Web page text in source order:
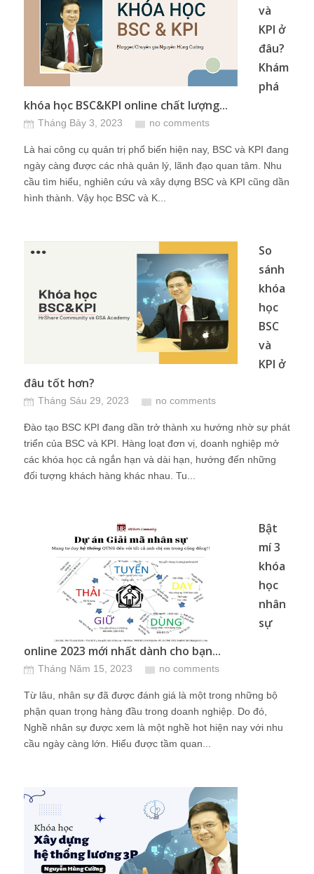
và
KPI ở
đâu?
Khám
phá
khóa học BSC&KPI online chất lượng...
Tháng Bảy 3, 2023 no comments
Là hai công cụ quản trị phổ biến hiện nay, BSC và KPI đang
ngày càng được các nhà quản lý, lãnh đạo quan tâm. Nhu
cầu tìm hiểu, nghiên cứu và xây dựng BSC và KPI cũng dần
hình thành. Vậy học BSC và K...
So
sánh
khóa
học
BSC
và
KPI ở
đâu tốt hơn?
Tháng Sáu 29, 2023 no comments
Đào tạo BSC KPI đang dần trở thành xu hướng nhờ sự phát
triển của BSC và KPI. Hàng loạt đơn vị, doanh nghiệp mở
các khóa học cả ngắn hạn và dài hạn, hướng đến những
đối tượng khách hàng khác nhau. Tu...
Bật
mí 3
khóa
học
nhân
sự
online 2023 mới nhất dành cho bạn...
Tháng Năm 15, 2023 no comments
Từ lâu, nhân sự đã được đánh giá là một trong những bộ
phận quan trọng hàng đầu trong doanh nghiệp. Do đó,
Nghề nhân sự được xem là một nghề hot hiện nay với nhu
cầu ngày càng lớn. Hiểu được tầm quan...